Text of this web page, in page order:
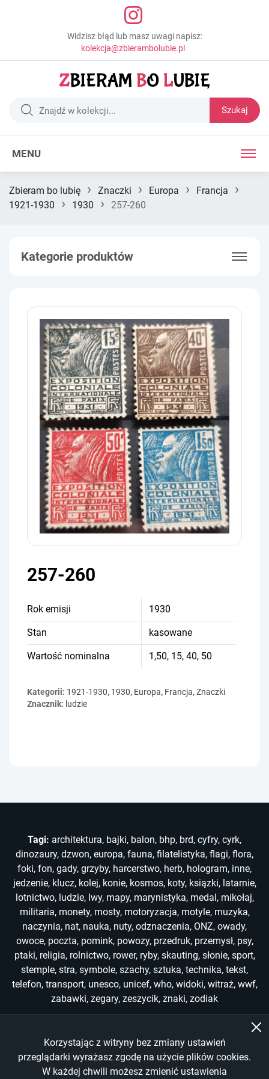
Korzystając z witryny bez zmiany ustawień
przeglądarki wyrażasz zgodę na użycie plików cookies.
W każdej chwili możesz zmienić ustawienia
Widzisz błąd lub masz uwagi napisz:
kolekcja@zbierambolubie.pl
Szukaj
MENU
Zbieram bo lubię › Znaczki › Europa › Francja ›
1921-1930 › 1930 › 257-260
Kategorie produktów
257-260
Rok emisji 1930
Stan kasowane
Wartość nominalna 1,50, 15, 40, 50
Kategorii: 1921-1930, 1930, Europa, Francja,Znaczki
Znacznik: ludzie
Tagi: architektura, bajki, balon, bhp, brd, cyfry, cyrk,
dinozaury, dzwon, europa, fauna, filatelistyka, flagi, flora,
foki, fon, gady, grzyby, harcerstwo, herb, hologram, inne,
jedzenie, klucz, kolej, konie, kosmos, koty, ksiązki, latarnie,
lotnictwo, ludzie, lwy, mapy, marynistyka, medal , mikołaj,
militaria, monety, mosty, motoryzacja, motyle, muzyka,
naczynia, nat, nauka, nuty, odznaczenia, ONZ, owady,
owoce, poczta, pomink, powozy, przedruk, przemysł, psy,
ptaki, religia, rolnictwo, rower, ryby, skauting, słonie, sport,
stemple, stra, symbole, szachy, sztuka, technika, tekst,
telefon, transport, unesco, unicef, who, widoki, witraż, wwf,
zabawki, zegary, zeszycik, znaki, zodiak
Copyright © 2022-2026
All Rights Reserved